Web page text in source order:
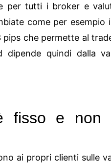
per tutti i broker e
come per esempio
che permette al
dipende quindi dalla
fisso e non
ai propri clienti sulle